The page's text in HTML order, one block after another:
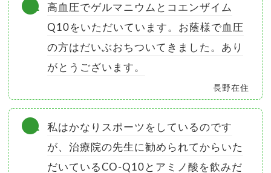
高血圧でゲルマニウムとコエンザイム
Q10をいただいています。お蔭様で血圧
の方はだいぶおちついてきました。あり
がとうございます。
長野在住
私はかなりスポーツをしているのです
が、治療院の先生に勧められてからいた
だいているCO-Q10とアミノ酸を飲みだ